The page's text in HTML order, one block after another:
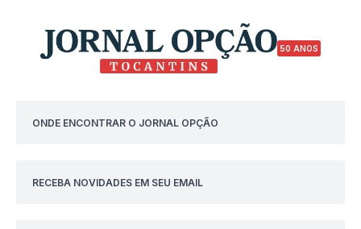
50 ANOS
ONDE ENCONTRAR O JORNAL OPÇÃO
RECEBA NOVIDADES EM SEU EMAIL